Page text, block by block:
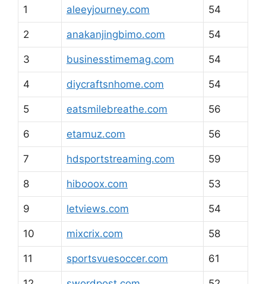
1 aleeyjourney.com 54
2 anakanjingbimo.com 54
3 businesstimemag.com 54
4 diycraftsnhome.com 54
5 eatsmilebreathe.com 56
6 etamuz.com 56
7 hdsportstreaming.com 59
8 hibooox.com 53
9 letviews.com 54
10 mixcrix.com 58
11 sportsvuesoccer.com 61